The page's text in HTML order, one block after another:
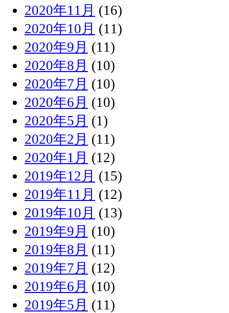
2020年11月 (16)
2020年10月 (11)
2020年9月 (11)
2020年8月 (10)
2020年7月 (10)
2020年6月 (10)
2020年5月 (1)
2020年2月 (11)
2020年1月 (12)
2019年12月 (15)
2019年11月 (12)
2019年10月 (13)
2019年9月 (10)
2019年8月 (11)
2019年7月 (12)
2019年6月 (10)
2019年5月 (11)